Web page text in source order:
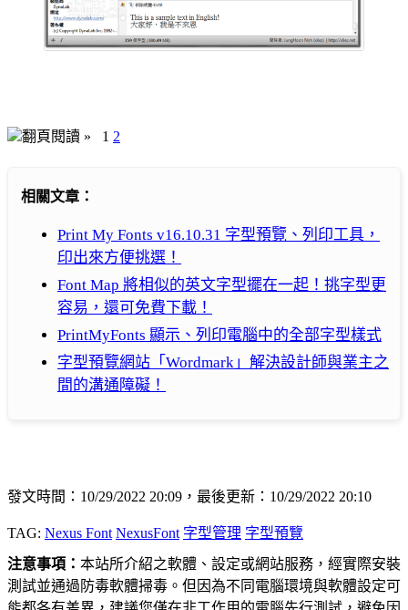
翻頁閱讀 » 1 2
相關文章：
Print My Fonts v16.10.31 字型預覽、列印工具，
印出來方便挑選！
Font Map 將相似的英文字型擺在一起！挑字型更
容易，還可免費下載！
PrintMyFonts 顯示、列印電腦中的全部字型樣式
字型預覽網站「Wordmark」解決設計師與業主之
間的溝通障礙！
發文時間：10/29/2022 20:09，最後更新：10/29/2022 20:10
TAG: Nexus Font NexusFont 字型管理 字型預覽
注意事項： 本站所介紹之軟體、設定或網站服務，經實際安裝
測試並通過防毒軟體掃毒。但因為不同電腦環境與軟體設定可